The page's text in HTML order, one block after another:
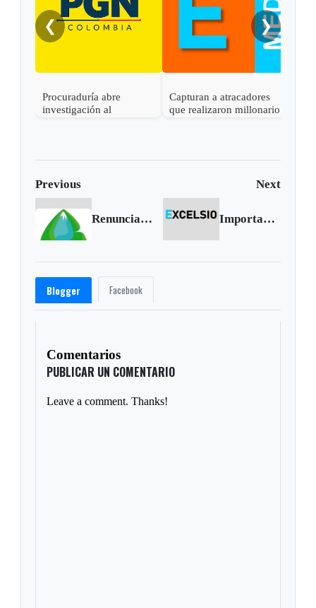
❮
Procuraduría abre
investigación al
política
Capturan a atracadores
que realizaron millonario
❯
Previous Next
Renunciaron alcaldes consejeros de Corpoboyaca Importante crecimiento en la industria del turismo de México
Blogger Facebook
Comentarios
PUBLICAR UN COMENTARIO
Leave a comment. Thanks!